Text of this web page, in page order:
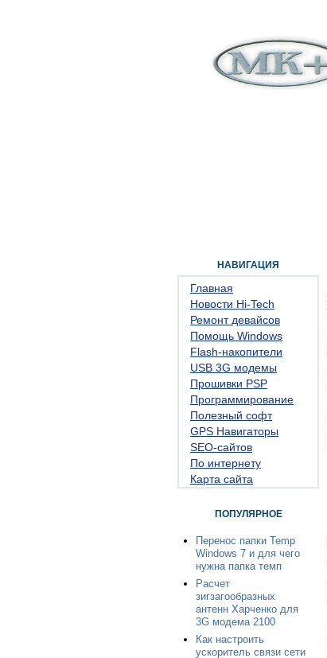
НАВИГАЦИЯ
Главная
Новости Hi-Tech
Ремонт девайсов
Помощь Windows
Flash-накопители
USB 3G модемы
Прошивки PSP
Программирование
Полезный софт
GPS Навигаторы
SEO-сайтов
По интернету
Карта сайта
ПОПУЛЯРНОЕ
Перенос папки Temp
Windows 7 и для чего
нужна папка темп
Расчет
зигзагообразных
антенн Харченко для
3G модема 2100
Как настроить
ускоритель связи сети